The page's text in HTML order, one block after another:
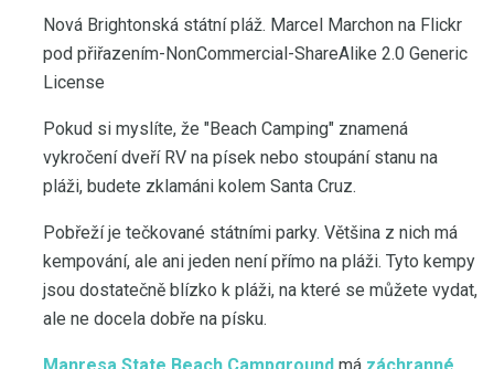
Nová Brightonská státní pláž. Marcel Marchon na Flickr
pod přiřazením-NonCommercial-ShareAlike 2.0 Generic
License
Pokud si myslíte, že "Beach Camping" znamená
vykročení dveří RV na písek nebo stoupání stanu na
pláži, budete zklamáni kolem Santa Cruz.
Pobřeží je tečkované státními parky. Většina z nich má
kempování, ale ani jeden není přímo na pláži. Tyto kempy
jsou dostatečně blízko k pláži, na které se můžete vydat,
ale ne docela dobře na písku.